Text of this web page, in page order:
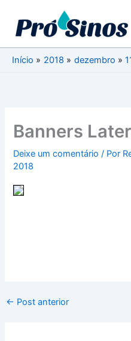
conteúdo
Início
2018 dezembro
Banners
Deixe um comentário / Por
2018
← Post anterior